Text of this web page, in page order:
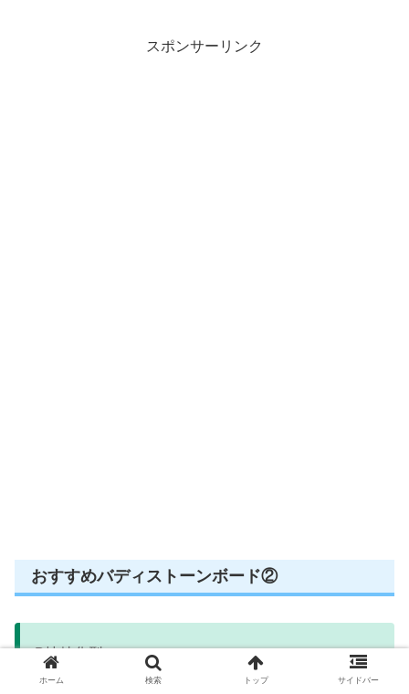
スポンサーリンク
おすすめバディストーンボード②
B技特化型
※わざレベル
ホーム 検索 トップ サイドバー